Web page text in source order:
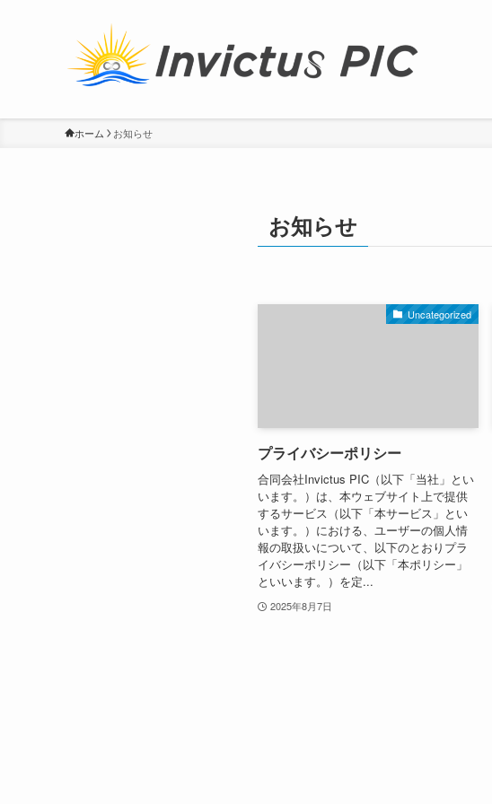
ホーム お知らせ
お知らせ
Uncategorized
プライバシーポリシー
合同会社Invictus PIC（以下「当社」とい
います。）は、本ウェブサイト上で提供
するサービス（以下「本サービス」とい
います。）における、ユーザーの個人情
報の取扱いについて、以下のとおりプラ
イバシーポリシー（以下「本ポリシー」
といいます。）を定...
2025年8月7日